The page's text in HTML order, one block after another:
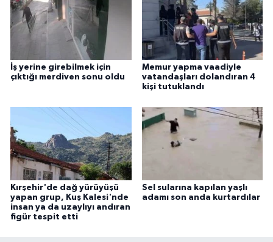
İş yerine girebilmek için
çıktığı merdiven sonu oldu
Memur yapma vaadiyle
vatandaşları dolandıran 4
kişi tutuklandı
Kırşehir'de dağ yürüyüşü
yapan grup, Kuş Kalesi'nde
insan ya da uzaylıyı andıran
figür tespit etti
Sel sularına kapılan yaşlı
adamı son anda kurtardılar